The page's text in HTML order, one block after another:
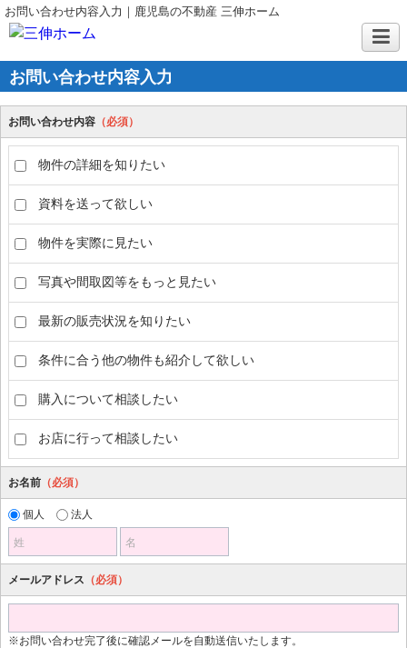
お問い合わせ内容入力｜鹿児島の不動産 三伸ホーム
お問い合わせ内容入力
お問い合わせ内容 （必須）
物件の詳細を知りたい
資料を送って欲しい
物件を実際に見たい
写真や間取図等をもっと見たい
最新の販売状況を知りたい
条件に合う他の物件も紹介して欲しい
購入について相談したい
お店に行って相談したい
お名前 （必須）
個人 法人
姓 名
メールアドレス （必須）
※お問い合わせ完了後に確認メールを自動送信いたします。